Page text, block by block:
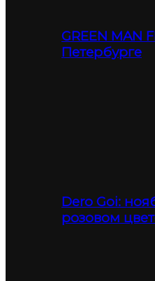
GREEN MAN
Петербурге
Dero Goi:
розовом